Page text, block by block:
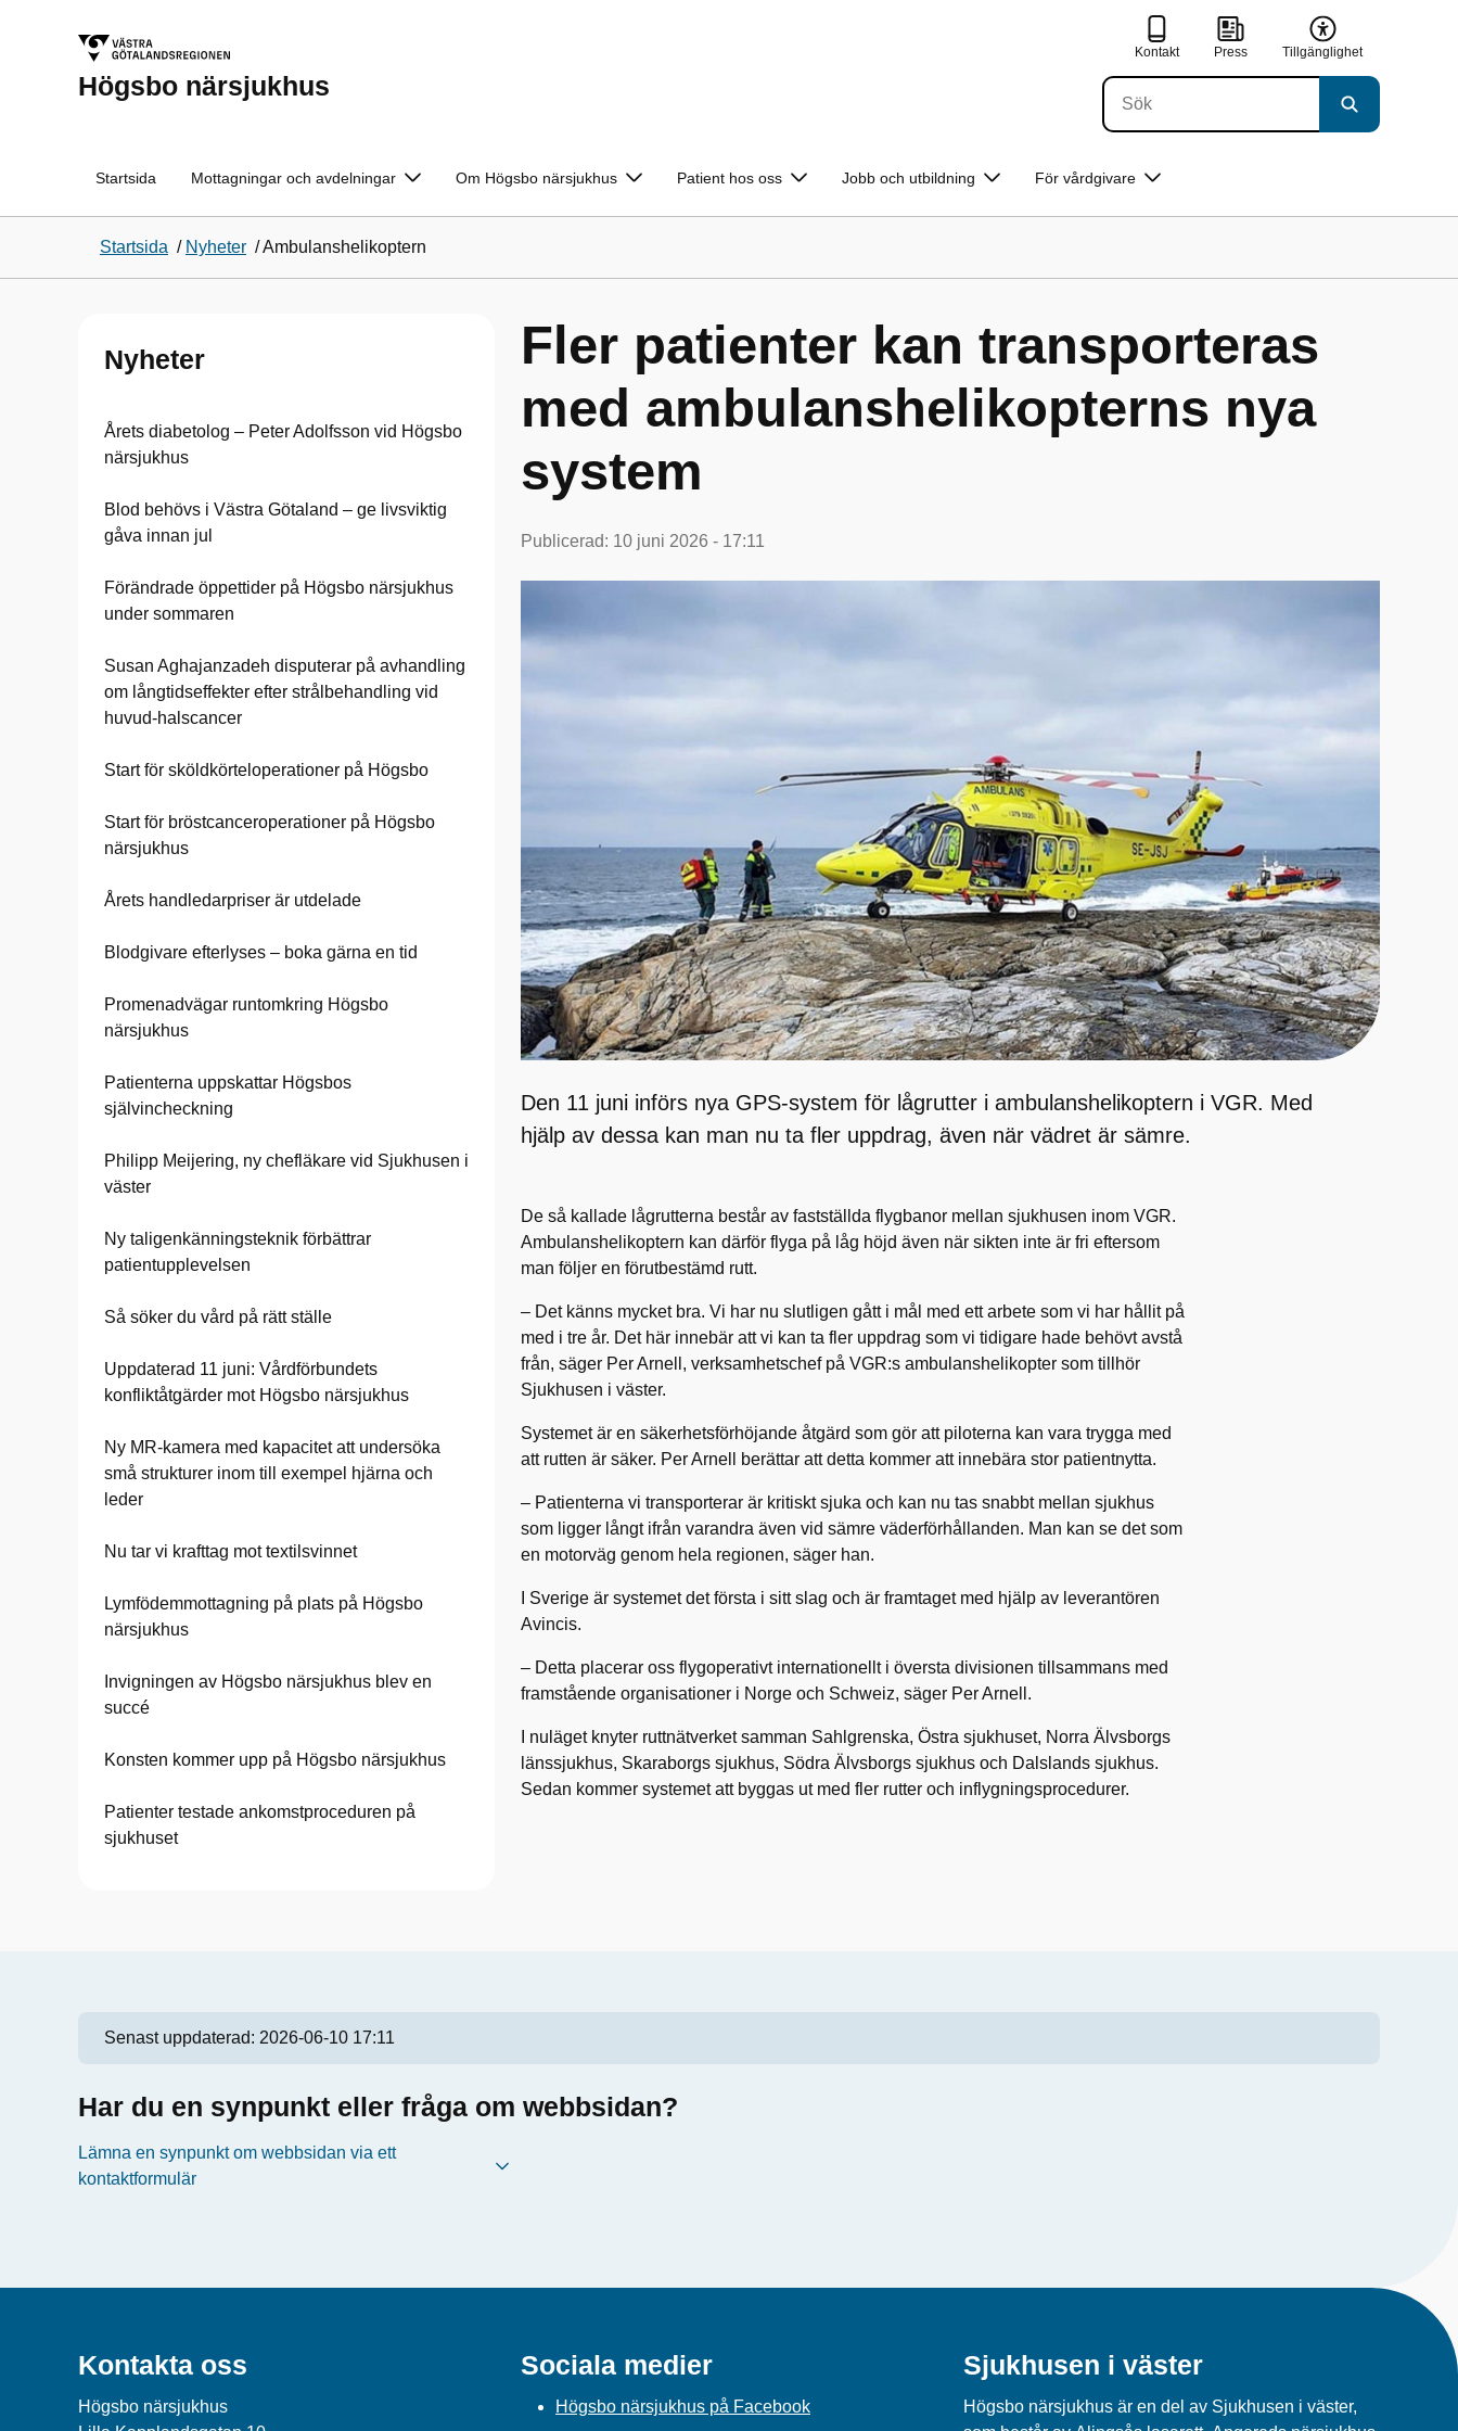
Högsbo närsjukhus
Kontakt Press Tillgänglighet
Startsida Mottagningar och avdelningar Om Högsbo närsjukhus Patient hos oss Jobb och utbildning För vårdgivare
Startsida / Nyheter /Ambulanshelikoptern
Nyheter
Årets diabetolog – Peter Adolfsson vid Högsbo
närsjukhus
Blod behövs i Västra Götaland – ge livsviktig
gåva innan jul
Förändrade öppettider på Högsbo närsjukhus
under sommaren
Susan Aghajanzadeh disputerar på avhandling
om långtidseffekter efter strålbehandling vid
huvud-halscancer
Start för sköldkörteloperationer på Högsbo
Start för bröstcanceroperationer på Högsbo
närsjukhus
Årets handledarpriser är utdelade
Blodgivare efterlyses – boka gärna en tid
Promenadvägar runtomkring Högsbo
närsjukhus
Patienterna uppskattar Högsbos
självincheckning
Philipp Meijering, ny chefläkare vid Sjukhusen i
väster
Ny taligenkänningsteknik förbättrar
patientupplevelsen
Så söker du vård på rätt ställe
Uppdaterad 11 juni: Vårdförbundets
konfliktåtgärder mot Högsbo närsjukhus
Ny MR-kamera med kapacitet att undersöka
små strukturer inom till exempel hjärna och
leder
Nu tar vi krafttag mot textilsvinnet
Lymfödemmottagning på plats på Högsbo
närsjukhus
Invigningen av Högsbo närsjukhus blev en
succé
Konsten kommer upp på Högsbo närsjukhus
Patienter testade ankomstproceduren på
sjukhuset
Fler patienter kan transporteras
med ambulanshelikopterns nya
system
Publicerad: 10 juni 2026 - 17:11
Den 11 juni införs nya GPS-system för lågrutter i ambulanshelikoptern i VGR. Med
hjälp av dessa kan man nu ta fler uppdrag, även när vädret är sämre.
De så kallade lågrutterna består av fastställda flygbanor mellan sjukhusen inom VGR.
Ambulanshelikoptern kan därför flyga på låg höjd även när sikten inte är fri eftersom
man följer en förutbestämd rutt.
– Det känns mycket bra. Vi har nu slutligen gått i mål med ett arbete som vi har hållit på
med i tre år. Det här innebär att vi kan ta fler uppdrag som vi tidigare hade behövt avstå
från, säger Per Arnell, verksamhetschef på VGR:s ambulanshelikopter som tillhör
Sjukhusen i väster.
Systemet är en säkerhetsförhöjande åtgärd som gör att piloterna kan vara trygga med
att rutten är säker. Per Arnell berättar att detta kommer att innebära stor patientnytta.
– Patienterna vi transporterar är kritiskt sjuka och kan nu tas snabbt mellan sjukhus
som ligger långt ifrån varandra även vid sämre väderförhållanden. Man kan se det som
en motorväg genom hela regionen, säger han.
I Sverige är systemet det första i sitt slag och är framtaget med hjälp av leverantören
Avincis.
– Detta placerar oss flygoperativt internationellt i översta divisionen tillsammans med
framstående organisationer i Norge och Schweiz, säger Per Arnell.
I nuläget knyter ruttnätverket samman Sahlgrenska, Östra sjukhuset, Norra Älvsborgs
länssjukhus, Skaraborgs sjukhus, Södra Älvsborgs sjukhus och Dalslands sjukhus.
Sedan kommer systemet att byggas ut med fler rutter och inflygningsprocedurer.
Senast uppdaterad: 2026-06-10 17:11
Har du en synpunkt eller fråga om webbsidan?
Lämna en synpunkt om webbsidan via ett
kontaktformulär
Kontakta oss
Högsbo närsjukhus
Sociala medier
Högsbo närsjukhus på Facebook
Sjukhusen i väster
Högsbo närsjukhus är en del av Sjukhusen i väster,